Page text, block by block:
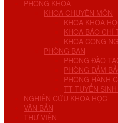
PHÒNG KHOA
KHOA CHUYÊN MÔN
KHOA KHOA
KHOA BÁO CHÍ
KHOA CÔNG
PHÒNG BAN
PHÒNG ĐÀO
PHÒNG ĐẢM
PHÒNG HÀNH
TT TUYỂN
NGHIÊN CỨU KHOA HỌC
VĂN BẢN
THƯ VIỆN